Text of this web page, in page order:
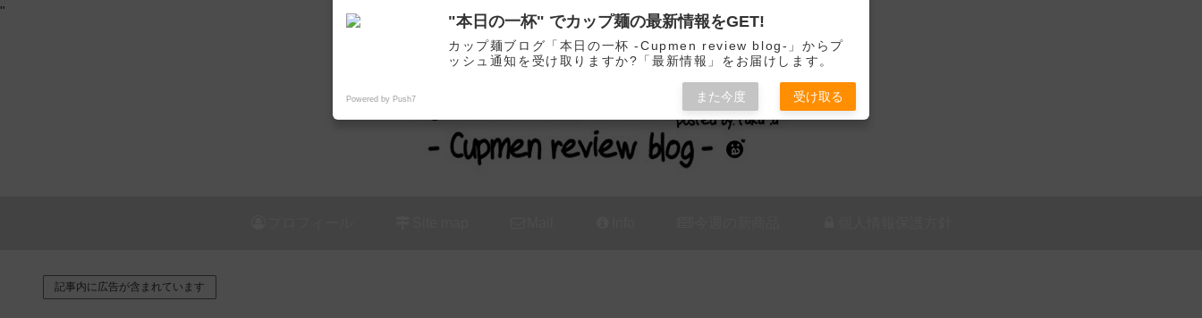
"
カップ麺の新商品をレビュー / アレンジするブログ
記事内に広告が含まれています
"本日の一杯" でカップ麺の最新情報をGET!
カップ麺ブログ「本日の一杯 -Cupmen review blog-」からプ
ッシュ通知を受け取りますか?「最新情報」をお届けします。
Powered by Push7 また今度 受け取る